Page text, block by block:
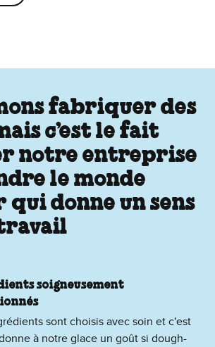
fabriquer des
c’est le fait
notre entreprise
le monde
donne un sens
soigneusement
sont choisis avec soin et c'est
à notre glace un goût si dough-